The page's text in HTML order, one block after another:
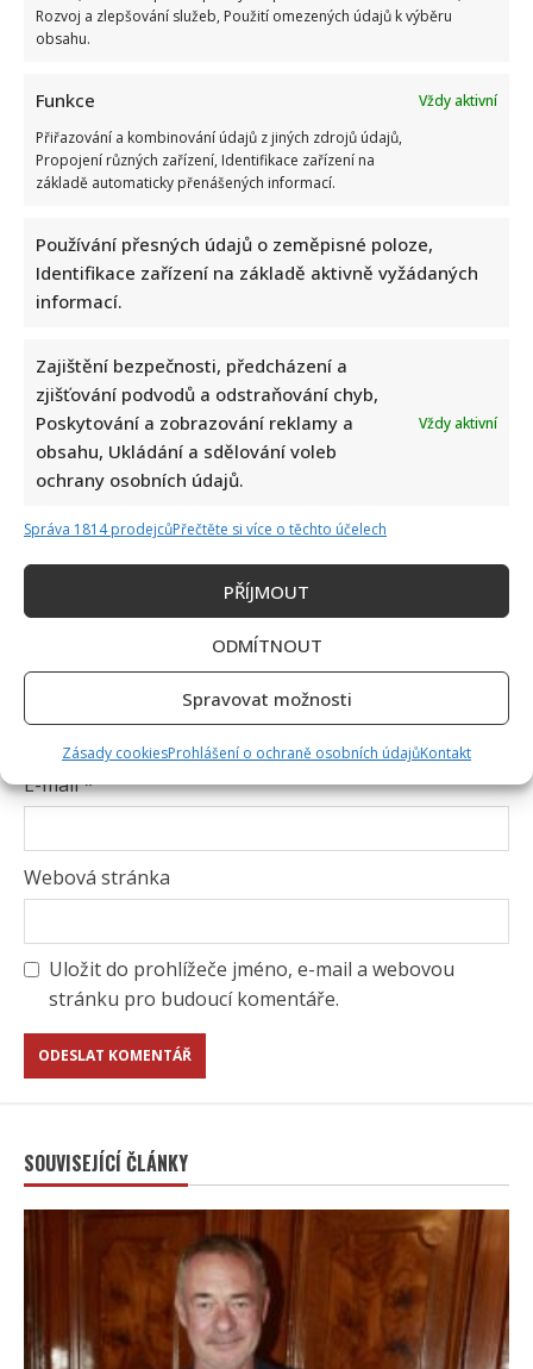
Rozvoj a zlepšování služeb, Použití omezených údajů k výběru
obsahu.
Funkce
Vždy aktivní
Přiřazování a kombinování údajů z jiných zdrojů údajů,
Propojení různých zařízení, Identifikace zařízení na
základě automaticky přenášených informací.
Používání přesných údajů o zeměpisné poloze,
Identifikace zařízení na základě aktivně vyžádaných
informací.
Zajištění bezpečnosti, předcházení a
zjišťování podvodů a odstraňování chyb,
Poskytování a zobrazování reklamy a
obsahu, Ukládání a sdělování voleb
ochrany osobních údajů.
Vždy aktivní
Správa 1814 prodejcůPřečtěte si více o těchto účelech
PŘÍJMOUT
ODMÍTNOUT
Spravovat možnosti
Zásady cookiesProhlášení o ochraně osobních údajůKontakt
Napsat komentář
Vaše e-mailová adresa nebude zveřejněna.
Komentář*
E-mail*
Webová stránka
Uložit do prohlížeče jméno, e-mail a webovou
stránku pro budoucí komentáře.
SOUVISEJÍCÍ ČLÁNKY